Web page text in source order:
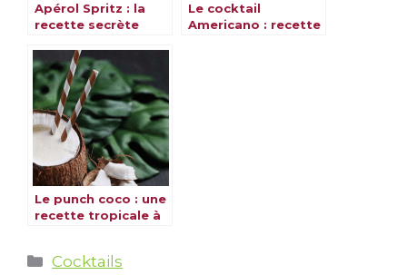
Apérol Spritz : la
recette secrète
inoubliable
Le cocktail
Americano : recette
Le punch coco : une
recette tropicale à
Catégories
Cocktails